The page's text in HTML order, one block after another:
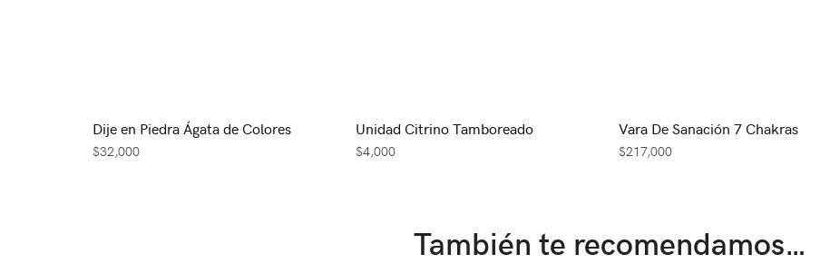
Dije en Piedra Ágata de Colores
$32,000
Unidad Citrino Tamboreado
$4,000
Vara De Sanación 7 Chakras
$217,000
También te recomendamos…